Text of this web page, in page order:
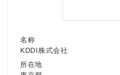
名称
KDDI株式会社
所在地